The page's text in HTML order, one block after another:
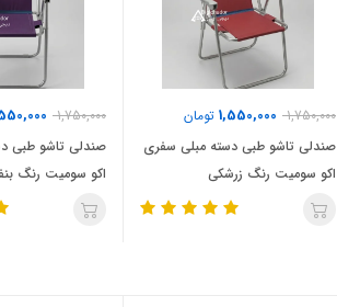
1,750,000
1,550,000 تومان
صندلی تاشو طبی دسته مبلی سفری
اکو سومیت رنگ زرشکی
1,750,000
صندلی تاشو طبی
اکو سومیت رنگ